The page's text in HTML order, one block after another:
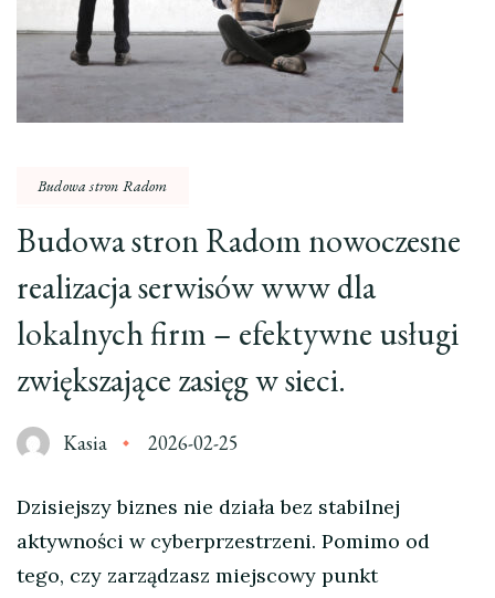
Budowa stron Radom
Budowa stron Radom nowoczesne
realizacja serwisów www dla
lokalnych firm – efektywne usługi
zwiększające zasięg w sieci.
Kasia 2026-02-25
Dzisiejszy biznes nie działa bez stabilnej
aktywności w cyberprzestrzeni. Pomimo od
tego, czy zarządzasz miejscowy punkt